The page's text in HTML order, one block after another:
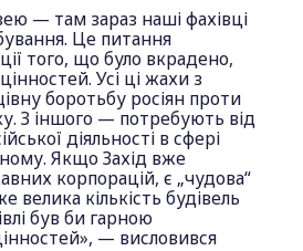
— там зараз наші фахівці
Це питання
того, що було вкрадено,
Усі ці жахи з
боротьбу росіян проти
З іншого — потребують від
діяльності в сфері
Якщо Захід вже
корпорацій, є „чудова“
велика кількість будівель
був би гарною
— висловився